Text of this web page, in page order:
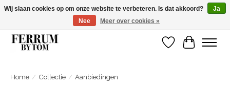
Wij zijn gelsoten van 14 tm 18 februari
Verlanglijst
Home / Collectie / Aanbiedingen
Wij slaan cookies op om onze website te verbeteren. Is dat akkoord?
Ja
Nee
Meer over cookies »